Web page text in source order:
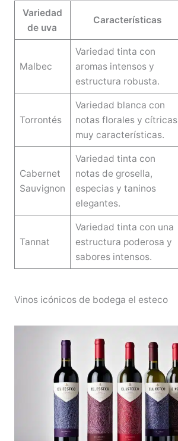
Variedad
de uva
Características
Malbec
Variedad tinta con
aromas intensos y
estructura robusta.
Torrontés
Variedad blanca con
notas florales y cítricas
muy características.
Cabernet
Sauvignon
Variedad tinta con
notas de grosella,
especias y taninos
elegantes.
Tannat
Variedad tinta con una
estructura poderosa y
sabores intensos.
Vinos icónicos de bodega el esteco